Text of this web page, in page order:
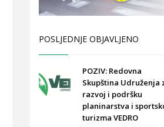
POSLJEDNJE OBJAVLJENO
POZIV: Redovna
Skupština Udruženja
razvoj i podršku
planinarstva i
turizma VEDRO